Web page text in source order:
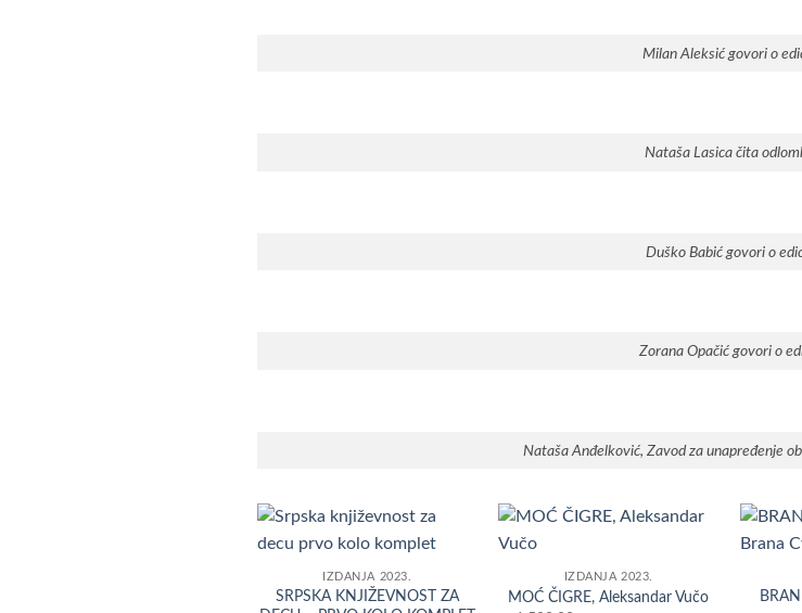
Milan Aleksić govori o
Nataša Lasica čita
Duško Babić govori o
Zorana Opačić govori o
Nataša Anđelković, Zavod za unapređenje
Listu
želja
IZDANJA 2023.
SRPSKA KNJIŽEVNOST ZA
Listu
IZDANJA 2023.
MOĆ ČIGRE, Aleksandar Vučo